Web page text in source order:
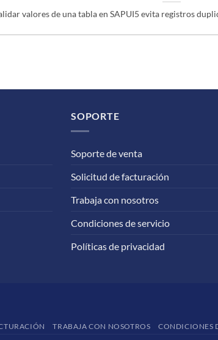
valores de una tabla en SAPUI5 evita registros
SOPORTE
Soporte de venta
Solicitud de facturación
Trabaja con nosotros
Condiciones de servicio
Políticas de privacidad
TRABAJA CON NOSOTROS CONDICIONES